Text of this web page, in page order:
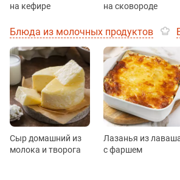
на кефире
на сковороде
Блюда из молочных продуктов
Сыр домашний из
молока и творога
Лазанья из
с фаршем